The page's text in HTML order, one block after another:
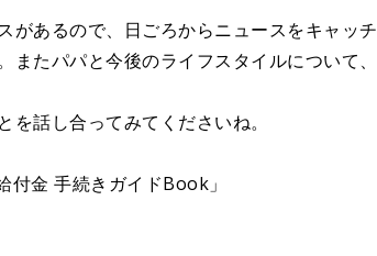
があるので、日ごろからニュースをキャッチ
たパパと今後のライフスタイルについて、
話し合ってみてくださいね。
金 手続きガイドBook」